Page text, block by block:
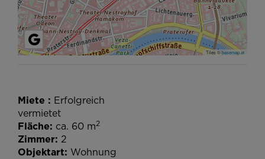
Tiles ©basemap.at
Miete
Erfolgreich
vermietet
Fläche ca. 60 m2
Zimmer 2
Objektart Wohnung